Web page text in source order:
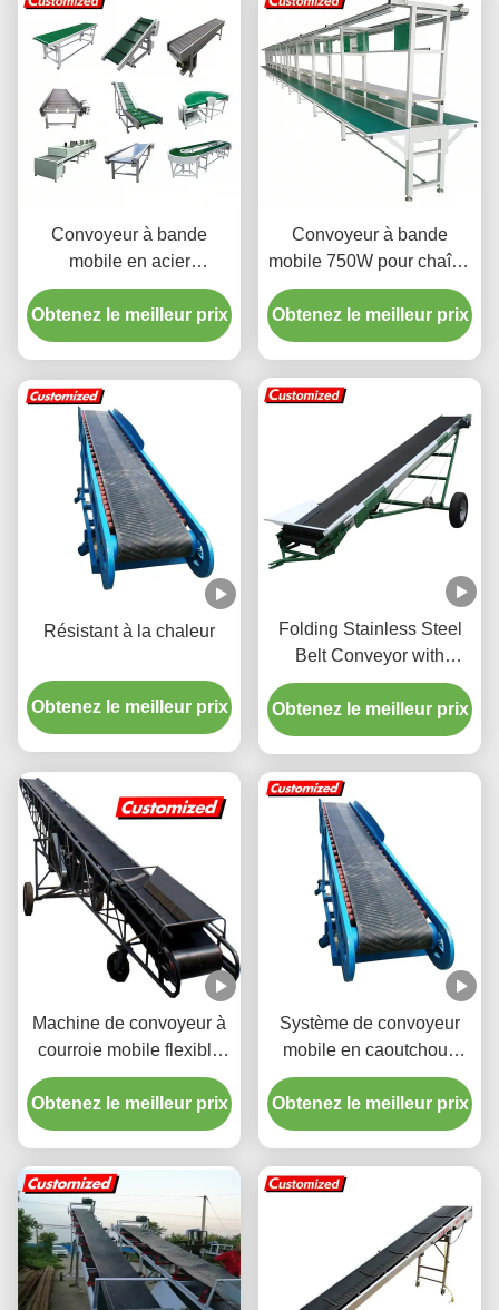
Convoyeur à bande
mobile en acier
inoxydable personnalisé
avec courroie en PVC, 1
ensemble MOQ
Obtenez le meilleur prix
Convoyeur à bande
mobile 750W pour chaîne
de montage d'usine,
capacité 800KG
Obtenez le meilleur prix
Résistant à la chaleur
Obtenez le meilleur prix
Folding Stainless Steel
Belt Conveyor with
Adjustable Speed for
Efficient Material
Transport
Obtenez le meilleur prix
Machine de convoyeur à
courroie mobile flexible
OEM sur mesure avec
courroie réglable en
hauteur
Obtenez le meilleur prix
Système de convoyeur
mobile en caoutchouc
AC0077-1 Haute
efficacité pour le transport
chimique
Obtenez le meilleur prix